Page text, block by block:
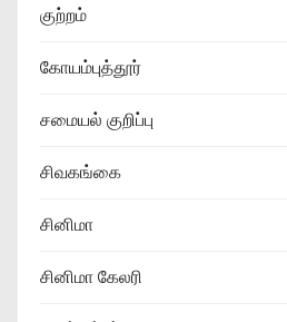
குற்றம்
கோயம்புத்தூர்
சமையல் குறிப்பு
சிவகங்கை
சினிமா
சினிமா கேலரி